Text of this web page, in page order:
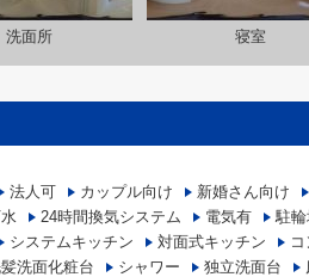
洗面所 寝室
法人可 カップル向け 新婚さん向け
24時間換気システム 電気有 駐
システムキッチン 対面式キッチン
洗面化粧台 シャワー 独立洗面台